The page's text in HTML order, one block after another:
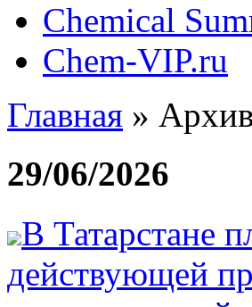
Chemical
Chem-VIP.ru
Главная »
29/06/2026
В Татарстане
действующей